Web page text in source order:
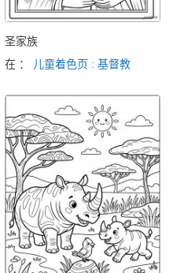
圣家族
在 ：
儿童着色页 : 基督教